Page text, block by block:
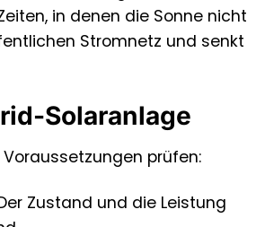
in denen die Sonne nicht
Stromnetz und senkt
Solaranlage
prüfen:
Zustand und die Leistung